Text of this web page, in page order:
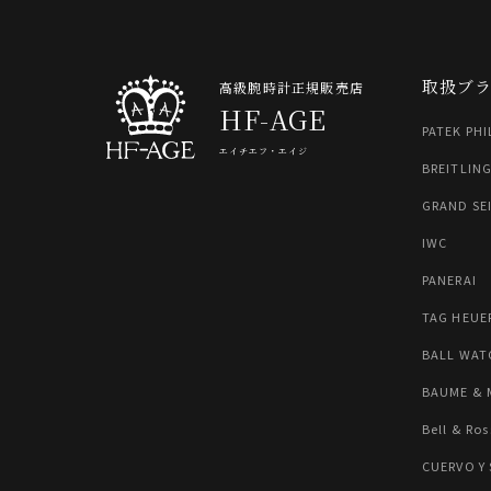
高級腕時計正規販売店
HF-AGE
エイチエフ・エイジ
取扱ブ
PATEK
BREITLING
GRAND
IWC
PANERAI
TAG
BALL
BAUME &
Bell &
CUERVO